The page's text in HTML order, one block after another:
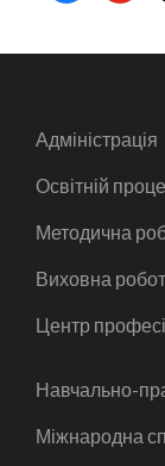
Адміністрація
Освітній
Методична
Виховна
Центр
Навчально-
Міжнародна